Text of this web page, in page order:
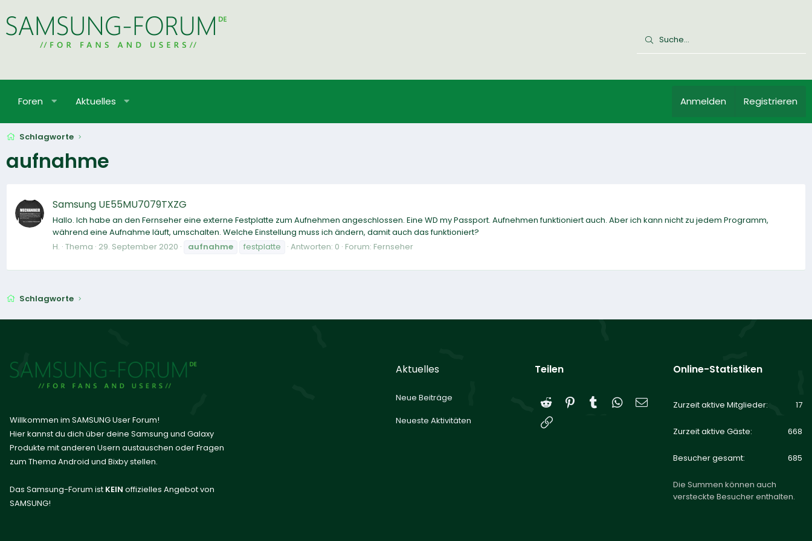
Foren Aktuelles Anmelden Registrieren
Schlagworte
aufnahme
Samsung UE55MU7079TXZG
Hallo. Ich habe an den Fernseher eine externe Festplatte zum Aufnehmen angeschlossen. Eine WD my Passport. Aufnehmen funktioniert auch. Aber ich kann nicht zu jedem Programm,
während eine Aufnahme läuft, umschalten. Welche Einstellung muss ich ändern, damit auch das funktioniert?
H. Thema 29. September 2020 aufnahme festplatte Antworten: 0 Forum: Fernseher
Schlagworte
Willkommen im SAMSUNG User Forum!
Hier kannst du dich über deine Samsung und Galaxy
Produkte mit anderen Usern austauschen oder Fragen
zum Thema Android und Bixby stellen.
Das Samsung-Forum ist KEIN offizielles Angebot von
SAMSUNG!
Aktuelles
Neue Beiträge
Neueste Aktivitäten
Teilen
Reddit Pinterest
Tumblr WhatsApp
E-Mail
Online-Statistiken
Zurzeit aktive Mitglieder 17
Zurzeit aktive Gäste 668
Besucher gesamt 685
Die Summen können auch
versteckte Besucher enthalten.